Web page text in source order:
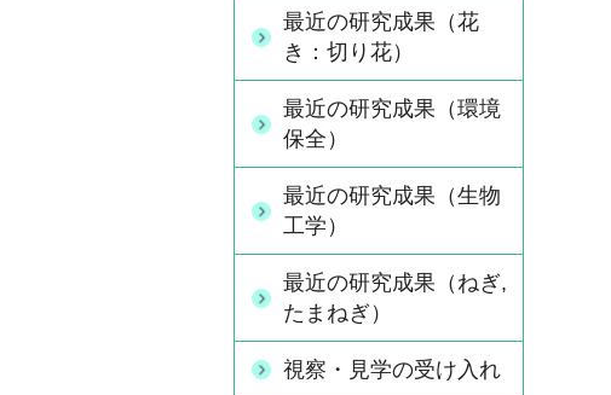
最近の研究成果（花
き：切り花）
最近の研究成果（環境
保全）
最近の研究成果（生物
工学）
最近の研究成果（ねぎ,
たまねぎ）
視察・見学の受け入れ